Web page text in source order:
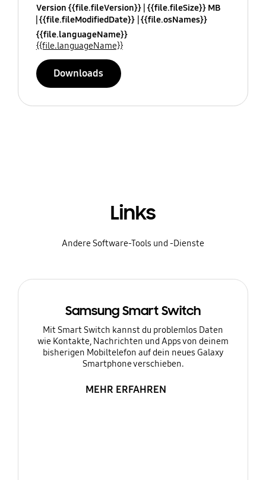
Version {{file.fileVersion}} {{file.fileSize}} MB
{{file.fileModifiedDate}} {{file.osNames}}
{{file.languageName}}
{{file.languageName}}
Downloads
Links
Andere Software-Tools und -Dienste
Samsung Smart Switch
Mit Smart Switch kannst du problemlos Daten
wie Kontakte, Nachrichten und Apps von deinem
bisherigen Mobiltelefon auf dein neues Galaxy
Smartphone verschieben.
MEHR ERFAHREN